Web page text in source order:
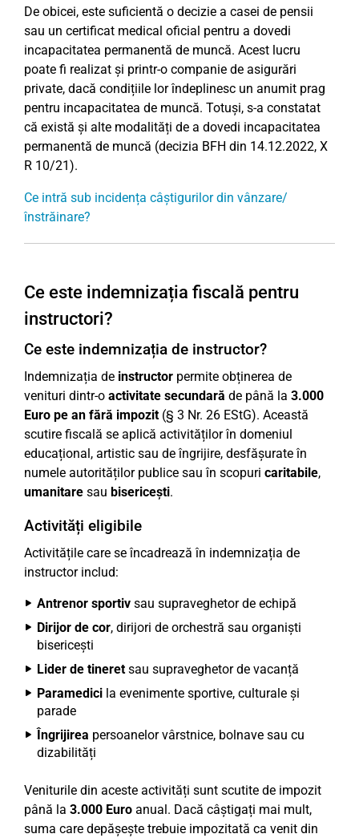
De obicei, este suficientă o decizie a casei de pensii
sau un certificat medical oficial pentru a dovedi
incapacitatea permanentă de muncă. Acest lucru
poate fi realizat și printr-o companie de asigurări
private, dacă condițiile lor îndeplinesc un anumit prag
pentru incapacitatea de muncă. Totuși, s-a constatat
că există și alte modalități de a dovedi incapacitatea
permanentă de muncă (decizia BFH din 14.12.2022, X
R 10/21).
Ce intră sub incidența câștigurilor din vânzare/
înstrăinare?
Ce este indemnizația fiscală pentru
instructori?
Ce este indemnizația de instructor?
Indemnizația de instructor permite obținerea de
venituri dintr-o activitate secundară de până la 3.000
Euro pe an fără impozit(§ 3 Nr. 26 EStG). Această
scutire fiscală se aplică activităților în domeniul
educațional, artistic sau de îngrijire, desfășurate în
numele autorităților publice sau în scopuri caritabile,
umanitare sau bisericești.
Activități eligibile
Activitățile care se încadrează în indemnizația de
instructor includ:
Antrenor sportiv sau supraveghetor de echipă
Dirijor de cor, dirijori de orchestră sau organiști
bisericești
Lider de tineretsau supraveghetor de vacanță
Paramedici la evenimente sportive, culturale și
parade
Îngrijirea persoanelor vârstnice, bolnave sau cu
dizabilități
Veniturile din aceste activități sunt scutite de impozit
până la 3.000 Euro anual. Dacă câștigați mai mult,
suma care depășește trebuie impozitată ca venit din